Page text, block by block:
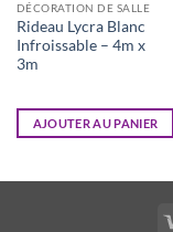
DÉCORATION DE SALLE
Rideau Lycra Blanc
Infroissable – 4m x
3m
AJOUTER AU PANIER